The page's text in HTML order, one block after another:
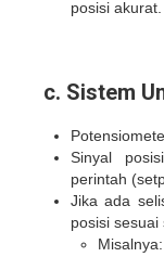
posisi akurat.
c. Sistem
Sinyal
perintah
Jika ada
posisi sesuai